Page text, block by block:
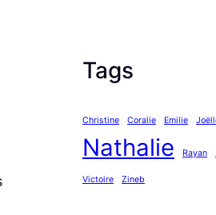
Tags
Christine Coralie Emilie
Nathalie Rayan
Victoire Zineb